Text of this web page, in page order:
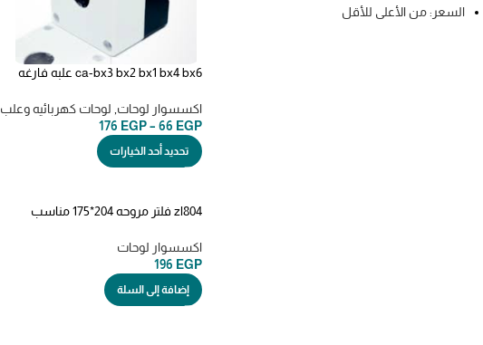
السعر: من الأعلى للأقل
ca-bx3 bx2 bx1 bx4 bx6 علبه فارغه
اكسسوار لوحات لوحات كهربائيه وعلب
66 EGP
–
176 EGP
تحديد أحد الخيارات
zl804 فلتر مروحه 204*175 مناسب
اكسسوار لوحات
196 EGP
إضافة إلى السلة